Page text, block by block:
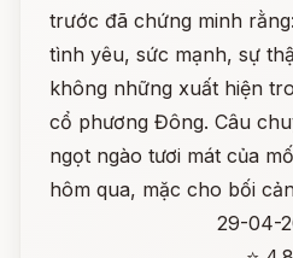
trước đã chứng minh
tình yêu, sức mạnh, sự
không những xuất hiện
cổ phương Đông. Câu
ngọt ngào tươi mát của
hôm qua, mặc cho bối
29-04-